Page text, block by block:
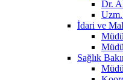
Dr.
İdari ve
Sağlık